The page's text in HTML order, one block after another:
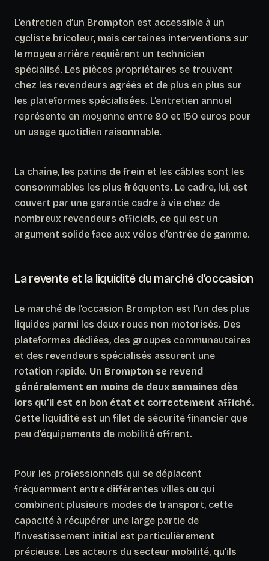
L’entretien d’un Brompton est accessible à un
cycliste bricoleur, mais certaines interventions sur
le moyeu arrière requièrent un technicien
spécialisé. Les pièces propriétaires se trouvent
chez les revendeurs agréés et de plus en plus sur
les plateformes spécialisées. L’entretien annuel
représente en moyenne entre 80 et 150 euros pour
un usage quotidien raisonnable.
La chaîne, les patins de frein et les câbles sont les
consommables les plus fréquents. Le cadre, lui, est
couvert par une garantie cadre à vie chez de
nombreux revendeurs officiels, ce qui est un
argument solide face aux vélos d’entrée de gamme.
La revente et la liquidité du marché d’occasion
Le marché de l’occasion Brompton est l’un des plus
liquides parmi les deux-roues non motorisés. Des
plateformes dédiées, des groupes communautaires
et des revendeurs spécialisés assurent une
rotation rapide. Un Brompton se revend
généralement en moins de deux semaines dès
lors qu’il est en bon état et correctement affiché.
Cette liquidité est un filet de sécurité financier que
peu d’équipements de mobilité offrent.
Pour les professionnels qui se déplacent
fréquemment entre différentes villes ou qui
combinent plusieurs modes de transport, cette
capacité à récupérer une large partie de
l’investissement initial est particulièrement
précieuse. Les acteurs du secteur mobilité, qu’ils